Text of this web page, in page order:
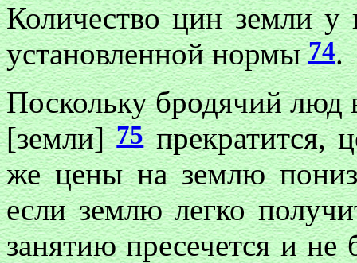
Количество цин земли
установленной нормы74.
Поскольку бродячий люд
[земли]75прекратится,
же цены на землю
если землю легко
занятию пресечется и не